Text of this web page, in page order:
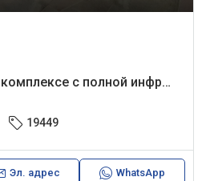
1+1 в современном комплексе с полной инфраструктурой.
19449
Эл. адрес WhatsApp